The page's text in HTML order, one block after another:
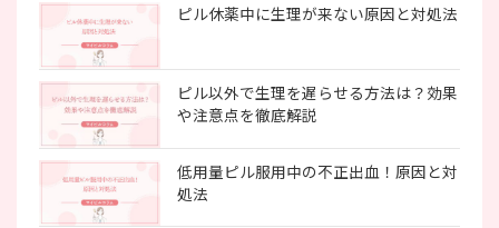
ピル休薬中に生理が来ない原因と対処法
ピル以外で生理を遅らせる方法は？効果
や注意点を徹底解説
低用量ピル服用中の不正出血！原因と対
処法